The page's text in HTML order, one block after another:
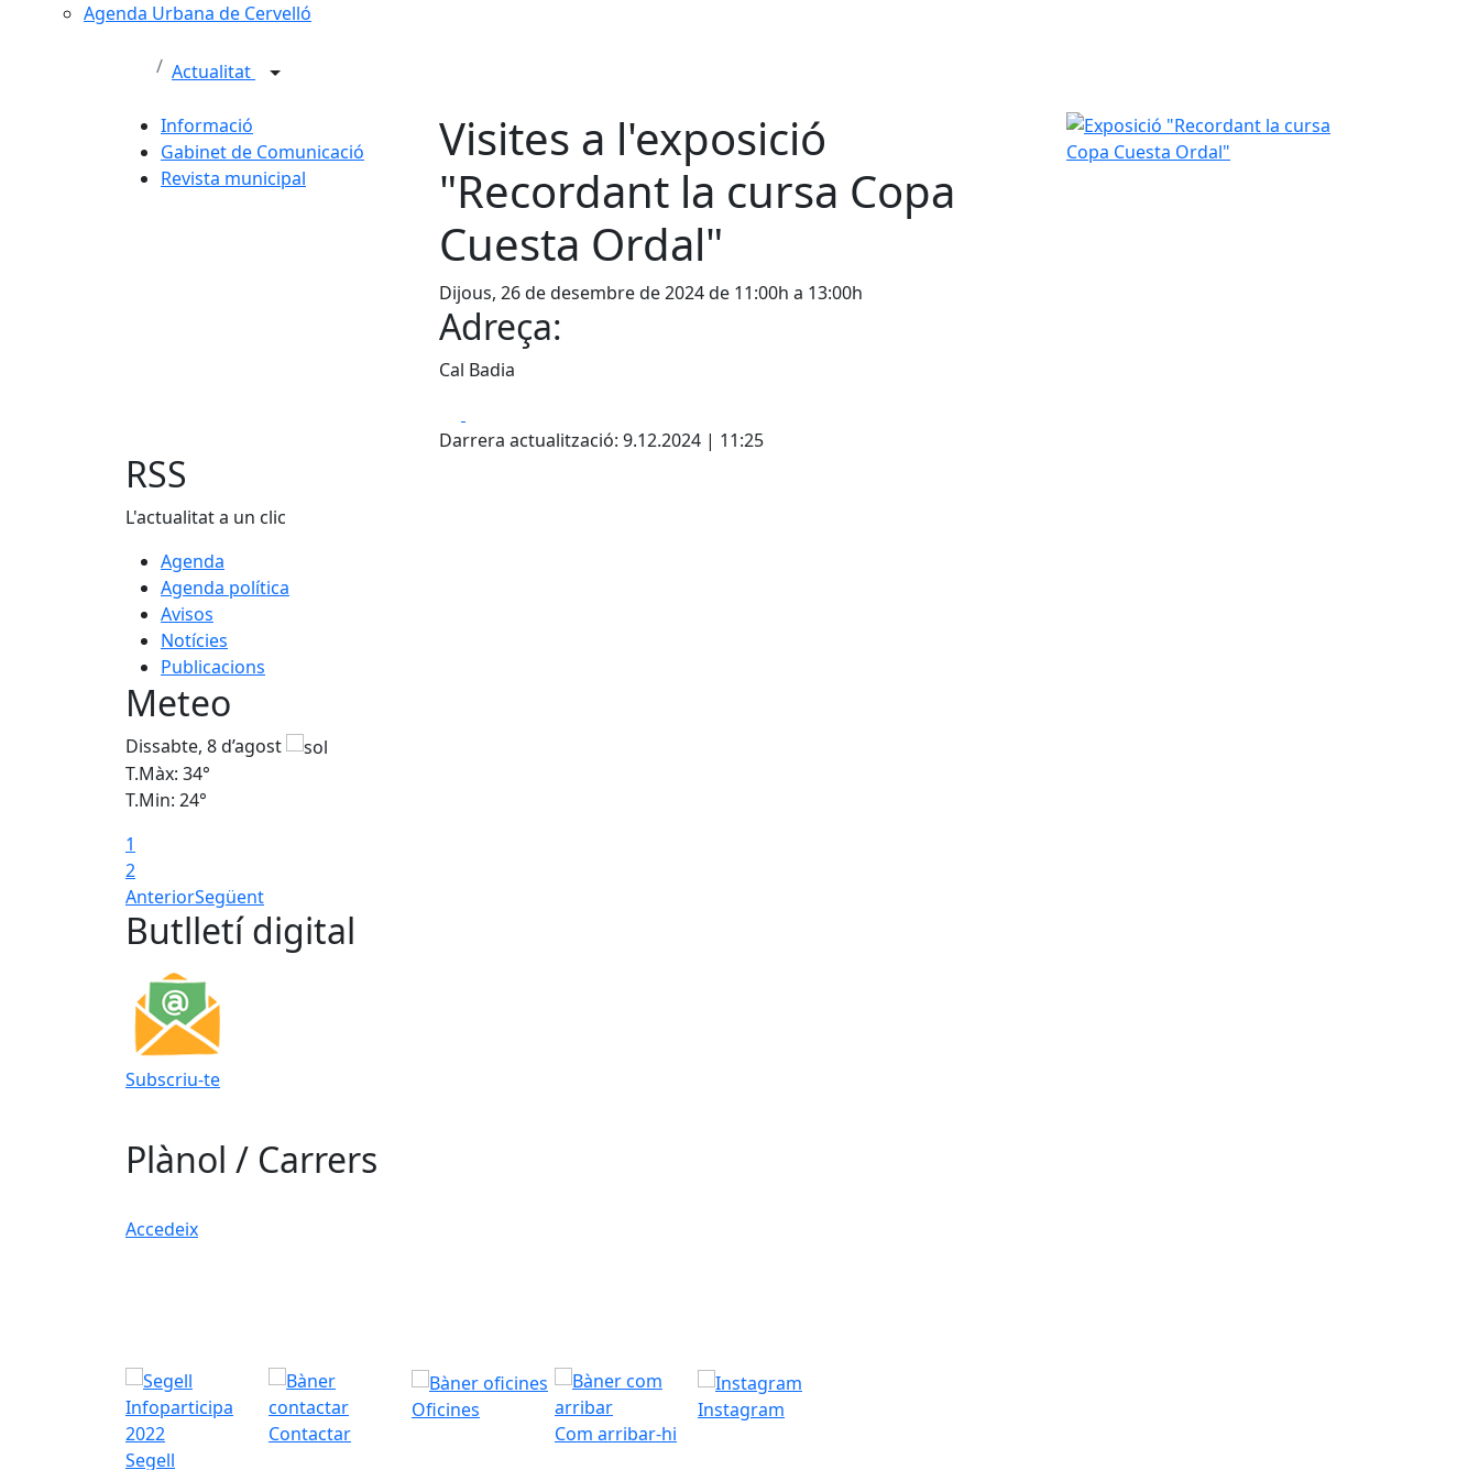
Agenda Urbana de Cervelló
Actualitat
Informació
Gabinet de Comunicació
Revista municipal
Visites a l'exposició
"Recordant la cursa Copa
Cuesta Ordal"
Dijous, 26 de desembre de 2024 de 11:00h a 13:00h
Adreça:
Cal Badia
Darrera actualització: 9.12.2024 | 11:25
Exposició "Recordant la cursa Copa Cuesta Ordal"
RSS
L'actualitat a un clic
Agenda
Agenda política
Avisos
Notícies
Publicacions
Meteo
Dissabte, 8 d’agost
T.Màx: 34°
T.Min: 24°
1
2
AnteriorSegüent
Butlletí digital
Subscriu-te
Plànol / Carrers
Accedeix
Segell
Contactar
Oficines
Com arribar-hi
Instagram